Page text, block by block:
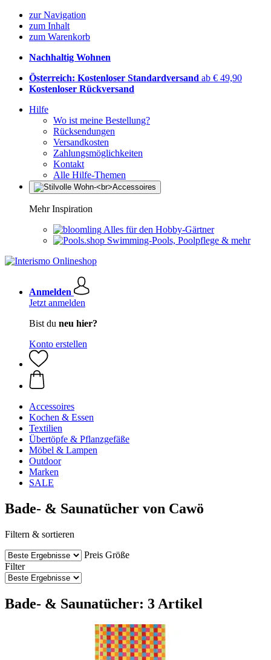
zur Navigation
zum Inhalt
zum Warenkorb
Nachhaltig Wohnen
Österreich: Kostenloser Standardversand ab € 49,90
Kostenloser Rückversand
Hilfe
Wo ist meine Bestellung?
Rücksendungen
Versandkosten
Zahlungsmöglichkeiten
Kontakt
Alle Hilfe-Themen
Mehr Inspiration
Alles für den Hobby-Gärtner
Swimming-Pools, Poolpflege & mehr
Anmelden
Jetzt anmelden
Bist du neu hier?
Konto erstellen
Accessoires
Kochen & Essen
Textilien
Übertöpfe & Pflanzgefäße
Möbel & Lampen
Outdoor
Marken
SALE
Bade- & Saunatücher von Cawö
Filtern & sortieren
Preis Größe
Filter
Bade- & Saunatücher: 3 Artikel